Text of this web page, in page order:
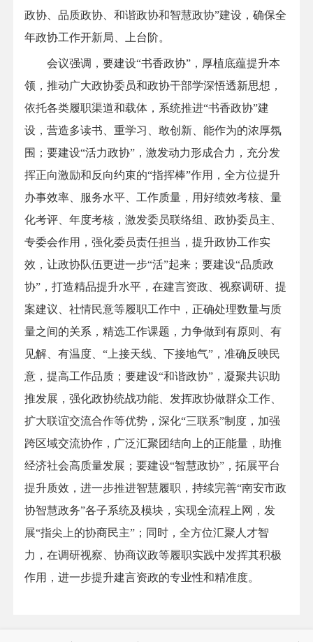
政协、品质政协、和谐政协和智慧政协”建设，确保全
年政协工作开新局、上台阶。
会议强调，要建设“书香政协”，厚植底蕴提升本
领，推动广大政协委员和政协干部学深悟透新思想，
依托各类履职渠道和载体，系统推进“书香政协”建
设，营造多读书、重学习、敢创新、能作为的浓厚氛
围；要建设“活力政协”，激发动力形成合力，充分发
挥正向激励和反向约束的“指挥棒”作用，全方位提升
办事效率、服务水平、工作质量，用好绩效考核、量
化考评、年度考核，激发委员联络组、政协委员主、
专委会作用，强化委员责任担当，提升政协工作实
效，让政协队伍更进一步“活”起来；要建设“品质政
协”，打造精品提升水平，在建言资政、视察调研、提
案建议、社情民意等履职工作中，正确处理数量与质
量之间的关系，精选工作课题，力争做到有原则、有
见解、有温度、“上接天线、下接地气”，准确反映民
意，提高工作品质；要建设“和谐政协”，凝聚共识助
推发展，强化政协统战功能、发挥政协做群众工作、
扩大联谊交流合作等优势，深化“三联系”制度，加强
跨区域交流协作，广泛汇聚团结向上的正能量，助推
经济社会高质量发展；要建设“智慧政协”，拓展平台
提升质效，进一步推进智慧履职，持续完善“南安市政
协智慧政务”各子系统及模块，实现全流程上网，发
展“指尖上的协商民主”；同时，全方位汇聚人才智
力，在调研视察、协商议政等履职实践中发挥其积极
作用，进一步提升建言资政的专业性和精准度。